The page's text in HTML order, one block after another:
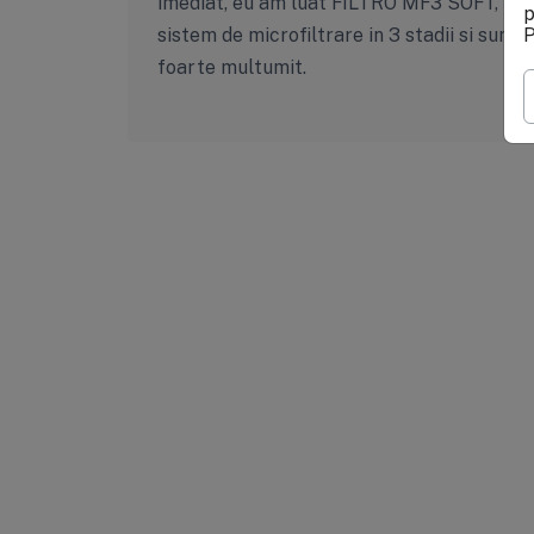
sistem de microfiltrare in 3 stadii si sunt
foarte multumit.